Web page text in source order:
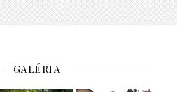
GALÉRIA